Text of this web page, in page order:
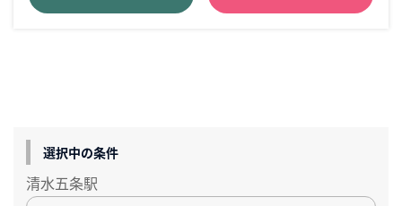
選択中の条件
清水五条駅